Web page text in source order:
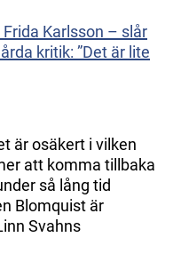
Karlsson – slår
kritik: ”Det är lite
är osäkert i vilken
att komma tillbaka
så lång tid
Blomquist är
Svahns